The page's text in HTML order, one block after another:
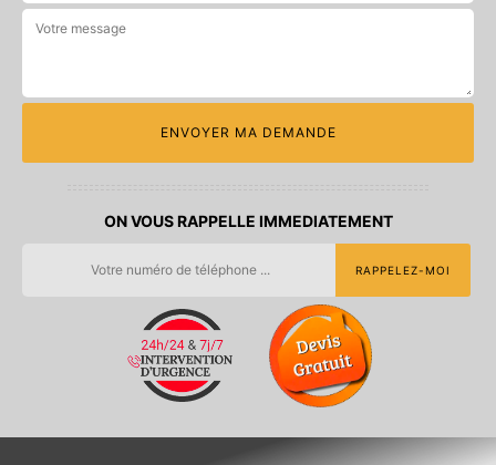
ON VOUS RAPPELLE IMMEDIATEMENT